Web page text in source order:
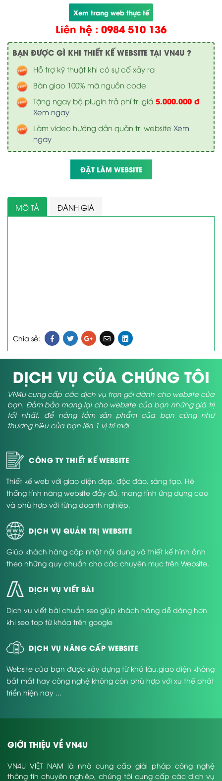
Xem trang web thực tế
Liên hệ : 0984 510 136
BẠN ĐƯỢC GÌ KHI THIẾT KẾ WEBSITE TẠI VN4U ?
Hỗ trợ kỹ thuật khi có sự cố xảy ra
Bàn giao 100% mã nguồn code
Tặng ngay bộ plugin trả phí trị giá 5.000.000 đ
Xem ngay
Làm video hướng dẫn quản trị website Xem
ngay
ĐẶT LÀM WEBSITE
MÔ TẢ ĐÁNH GIÁ
Chia sẻ:
DỊCH VỤ CỦA CHÚNG TÔI
VN4U cung cấp các dịch vụ trọn gói dành cho website của
bạn. Đảm bảo mang lại cho website của bạn những giá trị
tốt nhất, để nâng tầm sản phẩm của bạn cũng như
thương hiệu của bạn lên 1 vị trí mới
CÔNG TY THIẾT KẾ WEBSITE
Thiết kế web với giao diện đẹp, độc đáo, sáng tạo. Hệ
thống tính năng website đầy đủ, mang tính ứng dụng cao
và phù hợp với từng doanh nghiệp.
DỊCH VỤ QUẢN TRỊ WEBSITE
Giúp khách hàng cập nhật nội dung và thiết kế hình ảnh
theo những quy chuẩn cho các chuyên mục trên Website.
DỊCH VỤ VIẾT BÀI
Dịch vụ viết bài chuẩn seo giúp khách hàng dễ dàng hơn
khi seo top từ khóa trên google
DỊCH VỤ NÂNG CẤP WEBSITE
Website của bạn được xây dựng từ khá lâu,giao diện không
bắt mắt hay công nghệ không còn phù hợp với xu thế phát
triển hiện nay ...
GIỚI THIỆU VỀ VN4U
VN4U VIỆT NAM là nhà cung cấp giải pháp công nghệ
thông tin chuyên nghiệp, chúng tôi cung cấp các dịch vụ